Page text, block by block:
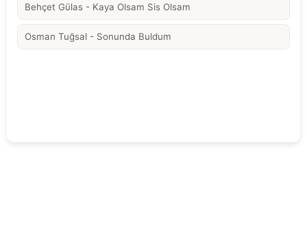
Behçet Gülas - Kaya Olsam Sis Olsam
Osman Tuğsal - Sonunda Buldum